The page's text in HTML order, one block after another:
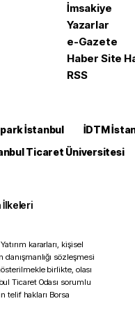
İmsakiye
Yazarlar
e-Gazete
Haber Site
RSS
İstanbul İDTM
Ticaret Üniversitesi
İlkeleri
kararları, kişisel
sözleşmesi
birlikte, olası
Ticaret Odası sorumlu
telif hakları Borsa